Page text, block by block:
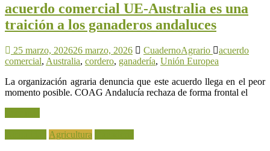
acuerdo comercial UE-Australia es una
traición a los ganaderos andaluces
25 marzo, 202626 marzo, 2026 CuadernoAgrario
acuerdo
comercial, Australia, cordero, ganadería, Unión Europea
La organización agraria denuncia que este acuerdo llega en el peor
momento posible. COAG Andalucía rechaza de forma frontal el
Agricultura